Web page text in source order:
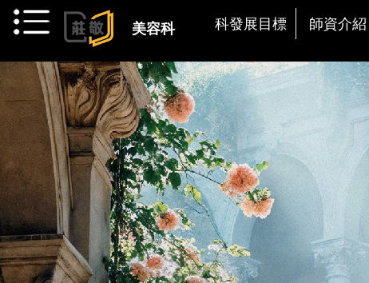
跳到主要內容
美容科 科發展目標 師資介紹